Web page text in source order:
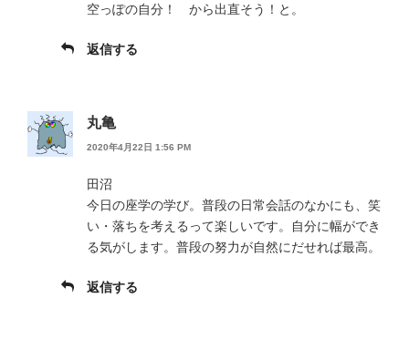
空っぽの自分！ から出直そう！と。
返信する
丸亀
2020年4月22日 1:56 PM
田沼
今日の座学の学び。普段の日常会話のなかにも、笑
い・落ちを考えるって楽しいです。自分に幅ができ
る気がします。普段の努力が自然にだせれば最高。
返信する